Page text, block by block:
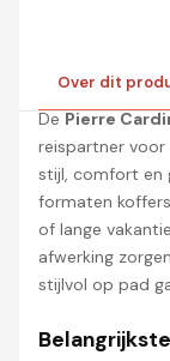
Over dit
Licht, stevig
De Pierre
reispartner voor
stijl, comfort en
formaten
of lange
afwerking
stijlvol op pad